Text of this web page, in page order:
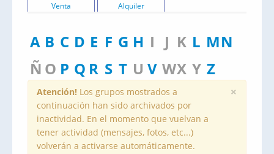
Venta
Alquiler
A B C D E F G H I J K L MN
Ñ O P Q R S T U V WX Y Z
×
Atención! Los grupos mostrados a
continuación han sido archivados por
inactividad. En el momento que vuelvan a
tener actividad (mensajes, fotos, etc...)
volverán a activarse automáticamente.